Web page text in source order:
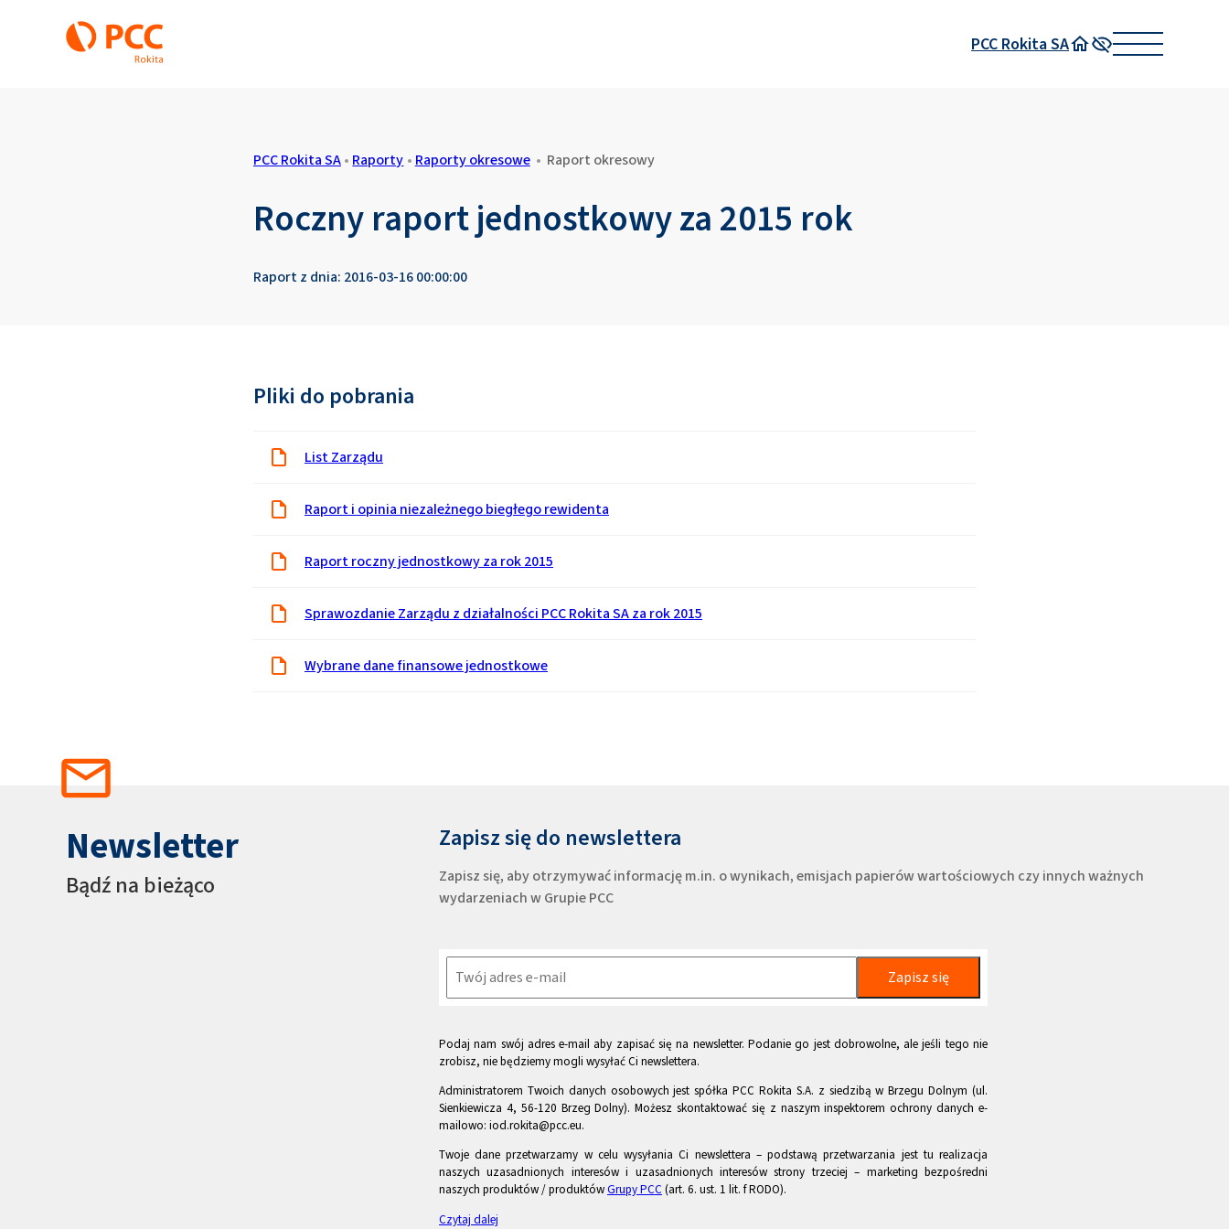
PCC Rokita SA
Strona główna
Wysoki kontrast
PCC Rokita SA• Raporty • Raporty okresowe • Raport okresowy
Roczny raport jednostkowy za 2015 rok
Raport z dnia: 2016-03-16 00:00:00
Pliki do pobrania
List Zarządu
Raport i opinia niezależnego biegłego rewidenta
Raport roczny jednostkowy za rok 2015
Sprawozdanie Zarządu z działalności PCC Rokita SA za rok 2015
Wybrane dane finansowe jednostkowe
Newsletter
Bądź na bieżąco
Zapisz się do newslettera
Zapisz się, aby otrzymywać informację m.in. o wynikach, emisjach papierów wartościowych czy innych ważnych
wydarzeniach w Grupie PCC
Zapisz się
Podaj nam swój adres e-mail aby zapisać się na newsletter. Podanie go jest dobrowolne, ale jeśli tego nie
zrobisz, nie będziemy mogli wysyłać Ci newslettera.
Administratorem Twoich danych osobowych jest spółka PCC Rokita S.A. z siedzibą w Brzegu Dolnym (ul.
Sienkiewicza 4, 56-120 Brzeg Dolny). Możesz skontaktować się z naszym inspektorem ochrony danych e-
mailowo: iod.rokita@pcc.eu.
Twoje dane przetwarzamy w celu wysyłania Ci newslettera – podstawą przetwarzania jest tu realizacja
naszych uzasadnionych interesów i uzasadnionych interesów strony trzeciej – marketing bezpośredni
naszych produktów / produktówGrupy PCC (art. 6. ust. 1 lit. f RODO).
Czytaj dalej